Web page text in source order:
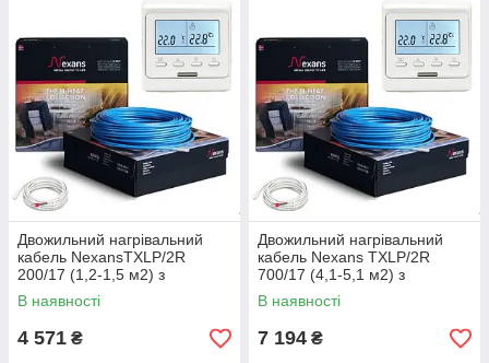
Двожильний нагрівальний
кабель NexansTXLP/2R
200/17 (1,2-1,5 м2) з
терморегулятором Е51
В наявності
4 571 ₴
Двожильний нагрівальний
кабель Nexans TXLP/2R
700/17 (4,1-5,1 м2) з
терморегулятором Е51
В наявності
7 194 ₴